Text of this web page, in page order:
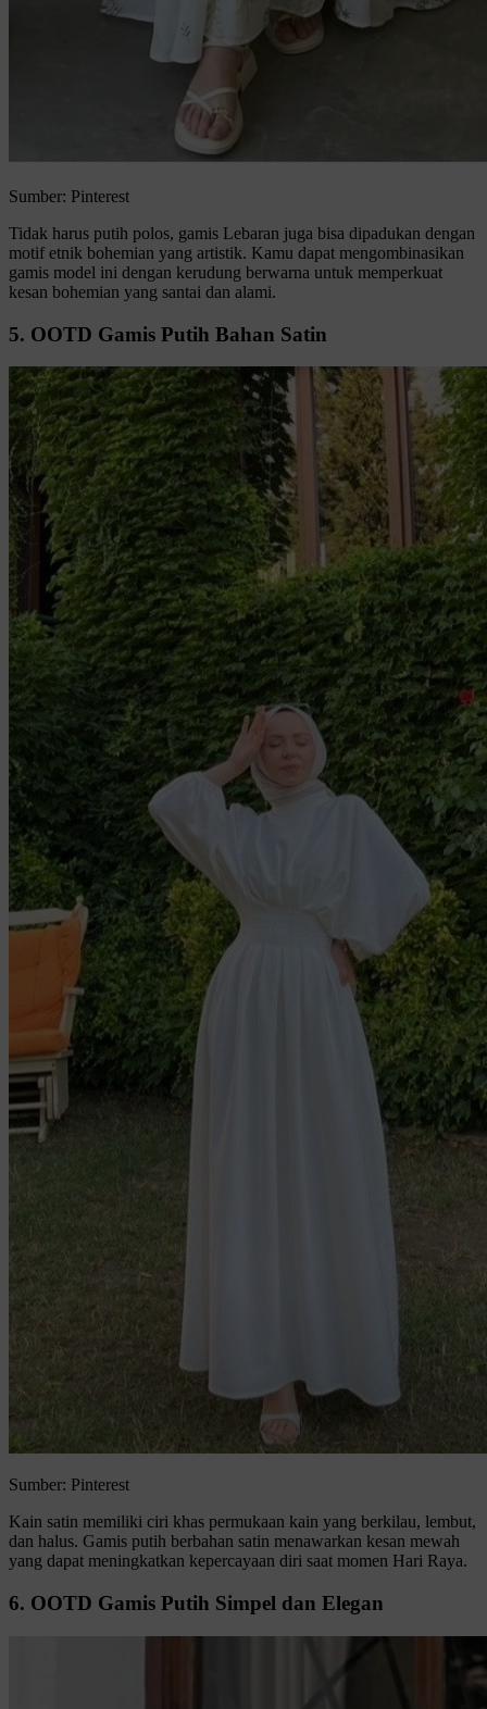
Sumber: Pinterest
Tidak harus putih polos, gamis Lebaran juga bisa dipadukan dengan
motif etnik bohemian yang artistik. Kamu dapat mengombinasikan
gamis model ini dengan kerudung berwarna untuk memperkuat
kesan bohemian yang santai dan alami.
5. OOTD Gamis Putih Bahan Satin
Sumber: Pinterest
Kain satin memiliki ciri khas permukaan kain yang berkilau, lembut,
dan halus. Gamis putih berbahan satin menawarkan kesan mewah
yang dapat meningkatkan kepercayaan diri saat momen Hari Raya.
6. OOTD Gamis Putih Simpel dan Elegan